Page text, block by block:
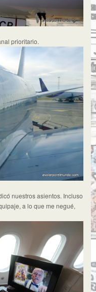
prioritario.
nuestros asientos. Incluso
a lo que me negué,